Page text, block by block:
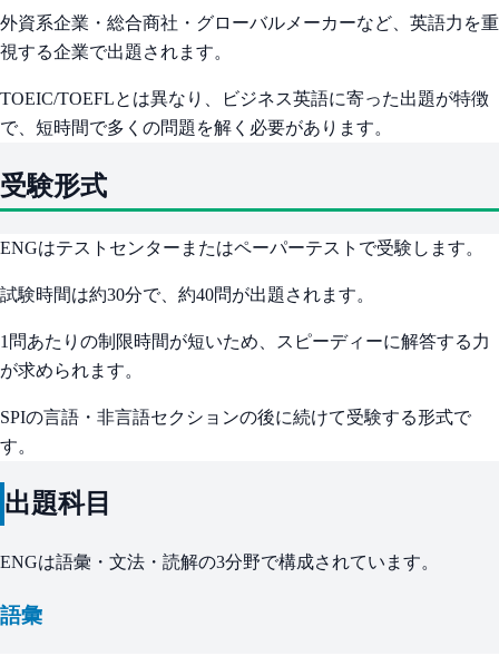
外資系企業・総合商社・グローバルメーカーなど、英語力を重
視する企業で出題されます。
TOEIC/TOEFLとは異なり、ビジネス英語に寄った出題が特徴
で、短時間で多くの問題を解く必要があります。
受験形式
ENGはテストセンターまたはペーパーテストで受験します。
試験時間は約30分で、約40問が出題されます。
1問あたりの制限時間が短いため、スピーディーに解答する力
が求められます。
SPIの言語・非言語セクションの後に続けて受験する形式で
す。
出題科目
ENGは語彙・文法・読解の3分野で構成されています。
語彙